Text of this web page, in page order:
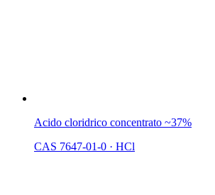
Acido cloridrico concentrato ~37%
CAS 7647-01-0 · HCl